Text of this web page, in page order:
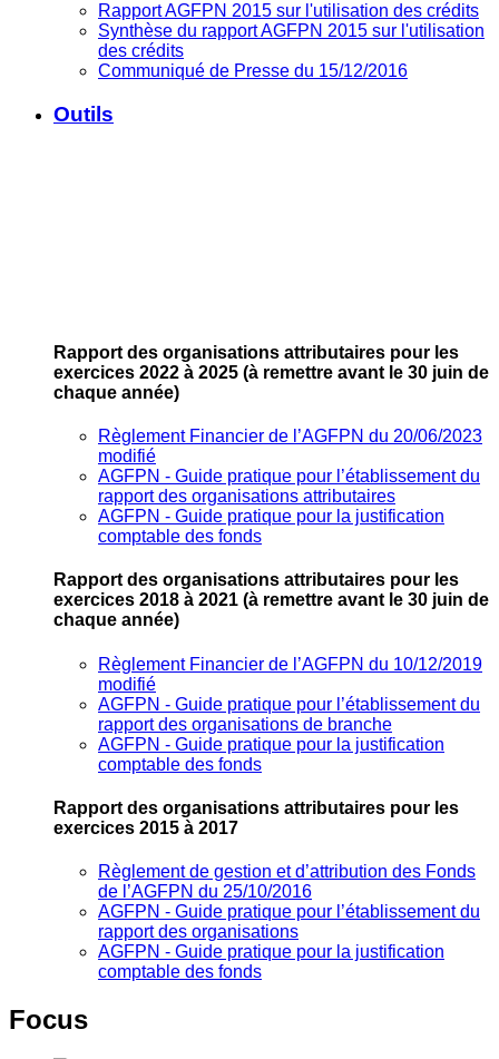
Rapport AGFPN 2015 sur l'utilisation des crédits
Synthèse du rapport AGFPN 2015 sur l'utilisation
des crédits
Communiqué de Presse du 15/12/2016
Outils
Rapport des organisations attributaires pour les
exercices 2022 à 2025 (à remettre avant le 30 juin de
chaque année)
Règlement Financier de l’AGFPN du 20/06/2023
modifié
AGFPN ‐ Guide pratique pour l’établissement du
rapport des organisations attributaires
AGFPN ‐ Guide pratique pour la justification
comptable des fonds
Rapport des organisations attributaires pour les
exercices 2018 à 2021 (à remettre avant le 30 juin de
chaque année)
Règlement Financier de l’AGFPN du 10/12/2019
modifié
AGFPN ‐ Guide pratique pour l’établissement du
rapport des organisations de branche
AGFPN ‐ Guide pratique pour la justification
comptable des fonds
Rapport des organisations attributaires pour les
exercices 2015 à 2017
Règlement de gestion et d’attribution des Fonds
de l’AGFPN du 25/10/2016
AGFPN ‐ Guide pratique pour l’établissement du
rapport des organisations
AGFPN ‐ Guide pratique pour la justification
comptable des fonds
Focus